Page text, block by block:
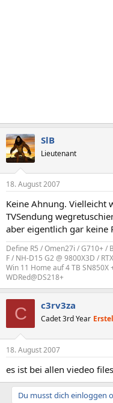
SlB
Lieutenant
18. August 2007
Keine Ahnung. Vielleicht
TVSendung
aber eigentlich gar keine
Define R5 / Omen27i / G710+ /
F / NH-D15 G2 @ 9800X3D /
Win 11 Home auf 4 TB SN850X
WDRed@DS218+
C c3rv3za
Cadet 3rd Year
18. August 2007
es ist bei allen viedeo files
Du musst dich einloggen